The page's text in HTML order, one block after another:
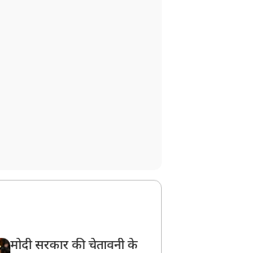
मोदी सरकार की चेतावनी के